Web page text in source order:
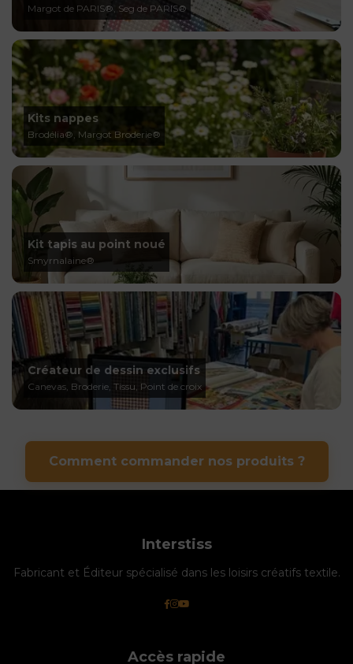
Margot de PARIS®, Seg de PARIS®
Kits nappes
Brodélia®, Margot Broderie®
Kit tapis au point noué
Smyrnalaine®
Créateur de dessin exclusifs
Canevas, Broderie, Tissu, Point de croix
Comment commander nos produits ?
Interstiss
Fabricant et Éditeur spécialisé dans les loisirs créatifs textile.
Accès rapide